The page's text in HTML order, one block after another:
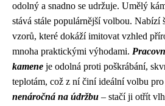
odolný a snadno se udržuje. Umělý
stává stále populárnější volbou. Nabízí
vzorů, které dokáží imitovat vzhled
mnoha praktickými výhodami.
kamene je odolná proti poškrábání,
teplotám, což z ní činí ideální volbu
nenáročná na údržbu – stačí ji otřít